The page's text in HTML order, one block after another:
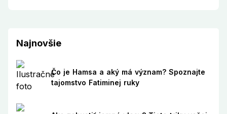
Najnovšie
Čo je Hamsa a aký má význam? Spoznajte
tajomstvo Fatiminej ruky